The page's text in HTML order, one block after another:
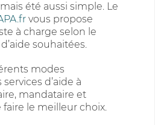
été aussi simple. Le
vous propose
à charge selon le
souhaitées.
modes
d’aide à
mandataire et
faire le meilleur choix.